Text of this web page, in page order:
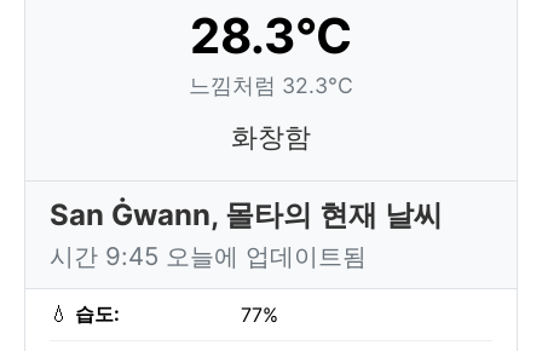
28.3°C
느낌처럼 32.3°C
화창함
San Ġwann, 몰타의 현재 날씨
시간 9:45 오늘에 업데이트됨
💧 습도: 77%